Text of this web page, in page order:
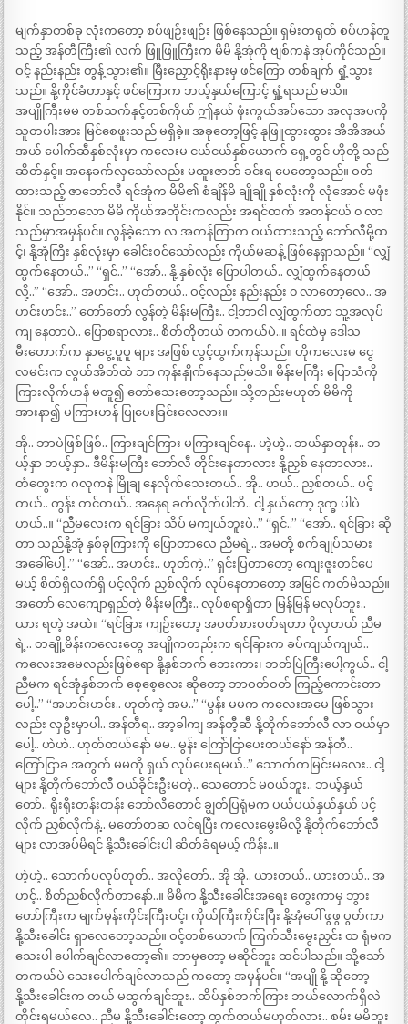
မျက်နှာတစ်ခု လုံးကတော့ စပ်ဖျဉ်းဖျဉ်း ဖြစ်နေသည်။ ရှမ်းတရုတ် စပ်ဟန်တူ
သည့် အန်တီကြီး၏ လက် ဖြူဖြူကြီးက မိမိ နို့အုံကို ဗျစ်ကနဲ အုပ်ကိုင်သည်။
ဝင့် နည်းနည်း တွန့် သွား၏။ မြီးညှောင့်ရိုးနားမှ ဖင်ကြော တစ်ချက် ရှုံ့သွား
သည်။ နို့ကိုင်ခံတာနှင့် ဖင်ကြောက ဘယ့်နှယ်ကြောင့် ရှုံ့ရသည် မသိ။
အပျိုကြီးမမ တစ်သက်နှင့်တစ်ကိုယ် ဤနှယ် ဖုံးကွယ်အပ်သော အလှအပကို
သူတပါးအား မြင်စေဖူးသည် မရှိခဲ့။ အခုတော့ဖြင့် နုဖြူထွားထွား အိအိအယ်
အယ် ပေါက်ဆီနှစ်လုံးမှာ ကလေးမ ငယ်ငယ်နှစ်ယောက် ရှေ့တွင် ဟိုတို့ သည်
ဆိတ်နှင့်။ အနေခက်လှသော်လည်း မထူးဇာတ် ခင်းရ ပေတော့သည်။ ဝတ်
ထားသည့် ဇာဘော်လီ ရင်အုံက မိမိ၏ စံချိန်မိ ချိုချို နှစ်လုံးကို လုံအောင် မဖုံး
နိုင်။ သည်တလော မိမိ ကိုယ်အတိုင်းကလည်း အရင်ထက် အတန်ငယ် ၀ လာ
သည်မှာအမှန်ပင်။ လွန်ခဲ့သော လ အတန်ကြာက ဝယ်ထားသည့် ဘော်လီမို့ထ
င့်၊ နို့အုံကြီး နှစ်လုံးမှာ ခေါင်းဝင်သော်လည်း ကိုယ်မဆန့် ဖြစ်နေရှာသည်။ “လျှံ
ထွက်နေတယ်..” “ရှင်..” “အော်.. နို့ နှစ်လုံး ပြောပါတယ်.. လျှံထွက်နေတယ်
လို့..” “အော်.. အဟင်း.. ဟုတ်တယ်.. ဝင့်လည်း နည်းနည်း ၀ လာတော့လေ.. အ
ဟင်းဟင်း..” တော်တော် လွန်တဲ့ မိန်းမကြီး.. ငါ့ဘာငါ လျှံထွက်တာ သူ့အလုပ်
ကျ နေတာပဲ.. ပြောစရာလား.. စိတ်တိုတယ် တကယ်ပဲ..။ ရင်ထဲမှ ဒေါသ
မီးတောက်က နှာငွေ့ ပူပူ များ အဖြစ် လွင့်ထွက်ကုန်သည်။ ဟိုကလေးမ ငွေ
လမင်းက လွယ်အိတ်ထဲ ဘာ ကုန်းနှိုက်နေသည်မသိ။ မိန်းမကြီး ပြောသံကို
ကြားလိုက်ဟန် မတူ၍ တော်သေးတော့သည်။ သို့တည်းမဟုတ် မိမိကို
အားနာ၍ မကြားဟန် ပြုပေးခြင်းလေလား။
အို.. ဘာပဲဖြစ်ဖြစ်.. ကြားချင်ကြား မကြားချင်နေ.. ဟဲ့ဟဲ့.. ဘယ်နှာတုန်း.. ဘ
ယ့်နှာ ဘယ့်နှာ.. ဒီမိန်းမကြီး ဘော်လီ တိုင်းနေတာလား နို့ညှစ် နေတာလား..
တံတွေးက ဂလုကနဲ မြိုချ နေလိုက်သေးတယ်.. အို.. ဟယ်.. ညှစ်တယ်.. ပင့်
တယ်.. တွန်း တင်တယ်.. အနေရ ခက်လိုက်ပါဘိ.. ငါ့ နှယ်တော့ ဒုက္ခ ပါပဲ
ဟယ်..။ “ညီမလေးက ရင်ခြား သိပ် မကျယ်ဘူးပဲ..” “ရှင်..” “အော်.. ရင်ခြား ဆို
တာ သည်နို့အုံ နှစ်ခုကြားကို ပြောတာလေ ညီမရဲ့.. အမတို့ စက်ချုပ်သမား
အခေါ်ပေါ့..” “အော်.. အဟင်း.. ဟုတ်ကဲ့..” ရှင်းပြတာတော့ ကျေးဇူးတင်ပေ
မယ့် စိတ်ရှိလက်ရှိ ပင့်လိုက် ညှစ်လိုက် လုပ်နေတာတော့ အမြင် ကတ်မိသည်။
အတော် လေကျောရှည်တဲ့ မိန်းမကြီး.. လုပ်စရာရှိတာ မြန်မြန် မလုပ်ဘူး..
ယား ရတဲ့ အထဲ။ “ရင်ခြား ကျဉ်းတော့ အဝတ်စားဝတ်ရတာ ပိုလှတယ် ညီမ
ရဲ့.. တချို့မိန်းကလေးတွေ အပျိုကတည်းက ရင်ခြားက ခပ်ကျယ်ကျယ်..
ကလေးအမေလည်းဖြစ်ရော နို့နှစ်ဘက် ဘေးကား၊ ဘတ်ပြဲကြီးပေါ့ကွယ်.. ငါ့
ညီမက ရင်အုံနှစ်ဘက် စေ့စေ့လေး ဆိုတော့ ဘာဝတ်ဝတ် ကြည့်ကောင်းတာ
ပေါ့..” “အဟင်းဟင်း.. ဟုတ်ကဲ့ အမ..” “မွန်း မမက ကလေးအမေ ဖြစ်သွား
လည်း လှဦးမှာပါ.. အန်တီရ.. အာ့ခါကျ အန်တီ့ဆီ နို့တိုက်ဘော်လီ လာ ဝယ်မှာ
ပေါ့.. ဟဲဟဲ.. ဟုတ်တယ်နော် မမ.. မွန်း ကြော်ငြာပေးတယ်နော် အန်တီ..
ကြော်ငြာခ အတွက် မမကို ရှယ် လုပ်ပေးရမယ်..” သောက်ကမြင်းမလေး.. ငါ့
များ နို့တိုက်ဘော်လီ ဝယ်ခိုင်းဦးမတဲ့.. သေတောင် မဝယ်ဘူး.. ဘယ့်နှယ်
တော်.. ရိုးရိုးတန်းတန်း ဘော်လီတောင် ချွတ်ပြရုံမက ပယ်ပယ်နှယ်နှယ် ပင့်
လိုက် ညှစ်လိုက်နဲ့.. မတော်တဆ လင်ရပြီး ကလေးမွေးမိလို့ နို့တိုက်ဘော်လီ
များ လာအပ်မိရင် နို့သီးခေါင်းပါ ဆိတ်ခံရမယ့် ကိန်း..။
ဟဲ့ဟဲ့.. သောက်ပလုပ်တုတ်.. အလိုတော်.. အို အို.. ယားတယ်.. ယားတယ်.. အ
ဟင့်.. စိတ်ညစ်လိုက်တာနော်..။ မိမိက နို့သီးခေါင်းအရေး တွေးကာမှ ဘွား
တော်ကြီးက မျက်မှန်းကိုင်းကြီးပင့်၊ ကိုယ်ကြီးကိုင်းပြီး နို့အုံပေါ် ဖွဖွ ပွတ်ကာ
နို့သီးခေါင်း ရှာလေတော့သည်။ ဝင့်တစ်ယောက် ကြက်သီးမွေးညှင်း ထ ရုံမက
သေးပါ ပေါက်ချင်လာတော့၏။ ဘာမှတော့ မဆိုင်ဘူး ထင်ပါသည်။ သို့သော်
တကယ်ပဲ သေးပေါက်ချင်လာသည် ကတော့ အမှန်ပင်။ “အပျို နို့ ဆိုတော့
နို့သီးခေါင်းက တယ် မထွက်ချင်ဘူး.. ထိပ်နှစ်ဘက်ကြား ဘယ်လောက်ရှိလဲ
တိုင်းရမယ်လေ.. ညီမ နို့သီးခေါင်းတော့ ထွက်တယ်မဟုတ်လား.. စမ်း မမိဘူး